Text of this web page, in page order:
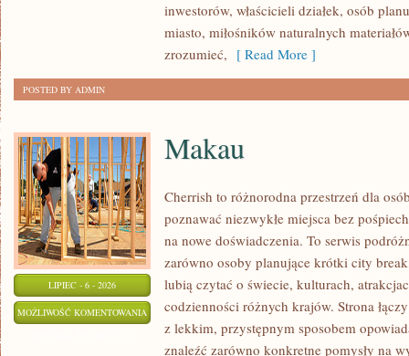
inwestorów, właścicieli działek, osób
miasto, miłośników naturalnych
zrozumieć, [ Read More ]
POSTED BY ADMIN
LIPIEC - 6 - 2026
MOŻLIWOŚĆ KOMENTOWANIA MAKAU
Makau
Cherrish to różnorodna przestrzeń dla
poznawać niezwykłe miejsca bez
na nowe doświadczenia. To serwis
zarówno osoby planujące krótki city
lubią czytać o świecie, kulturach,
codzienności różnych krajów. Strona
z lekkim, przystępnym sposobem
znaleźć zarówno konkretne pomysły na